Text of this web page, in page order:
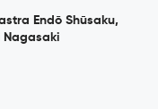
Endō Shūsaku,
Nagasaki